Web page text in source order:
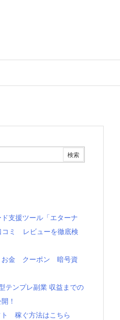
ド支援ツール「エターナ
コミ レビューを徹底検
お金 クーポン 暗号資
テンプレ副業 収益までの
！
稼ぐ方法はこちら